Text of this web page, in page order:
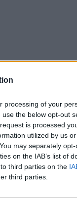
processing of your
the below opt-out
is processed
utilized by us
may separately
on the IAB’s list of
third parties on the
third parties.